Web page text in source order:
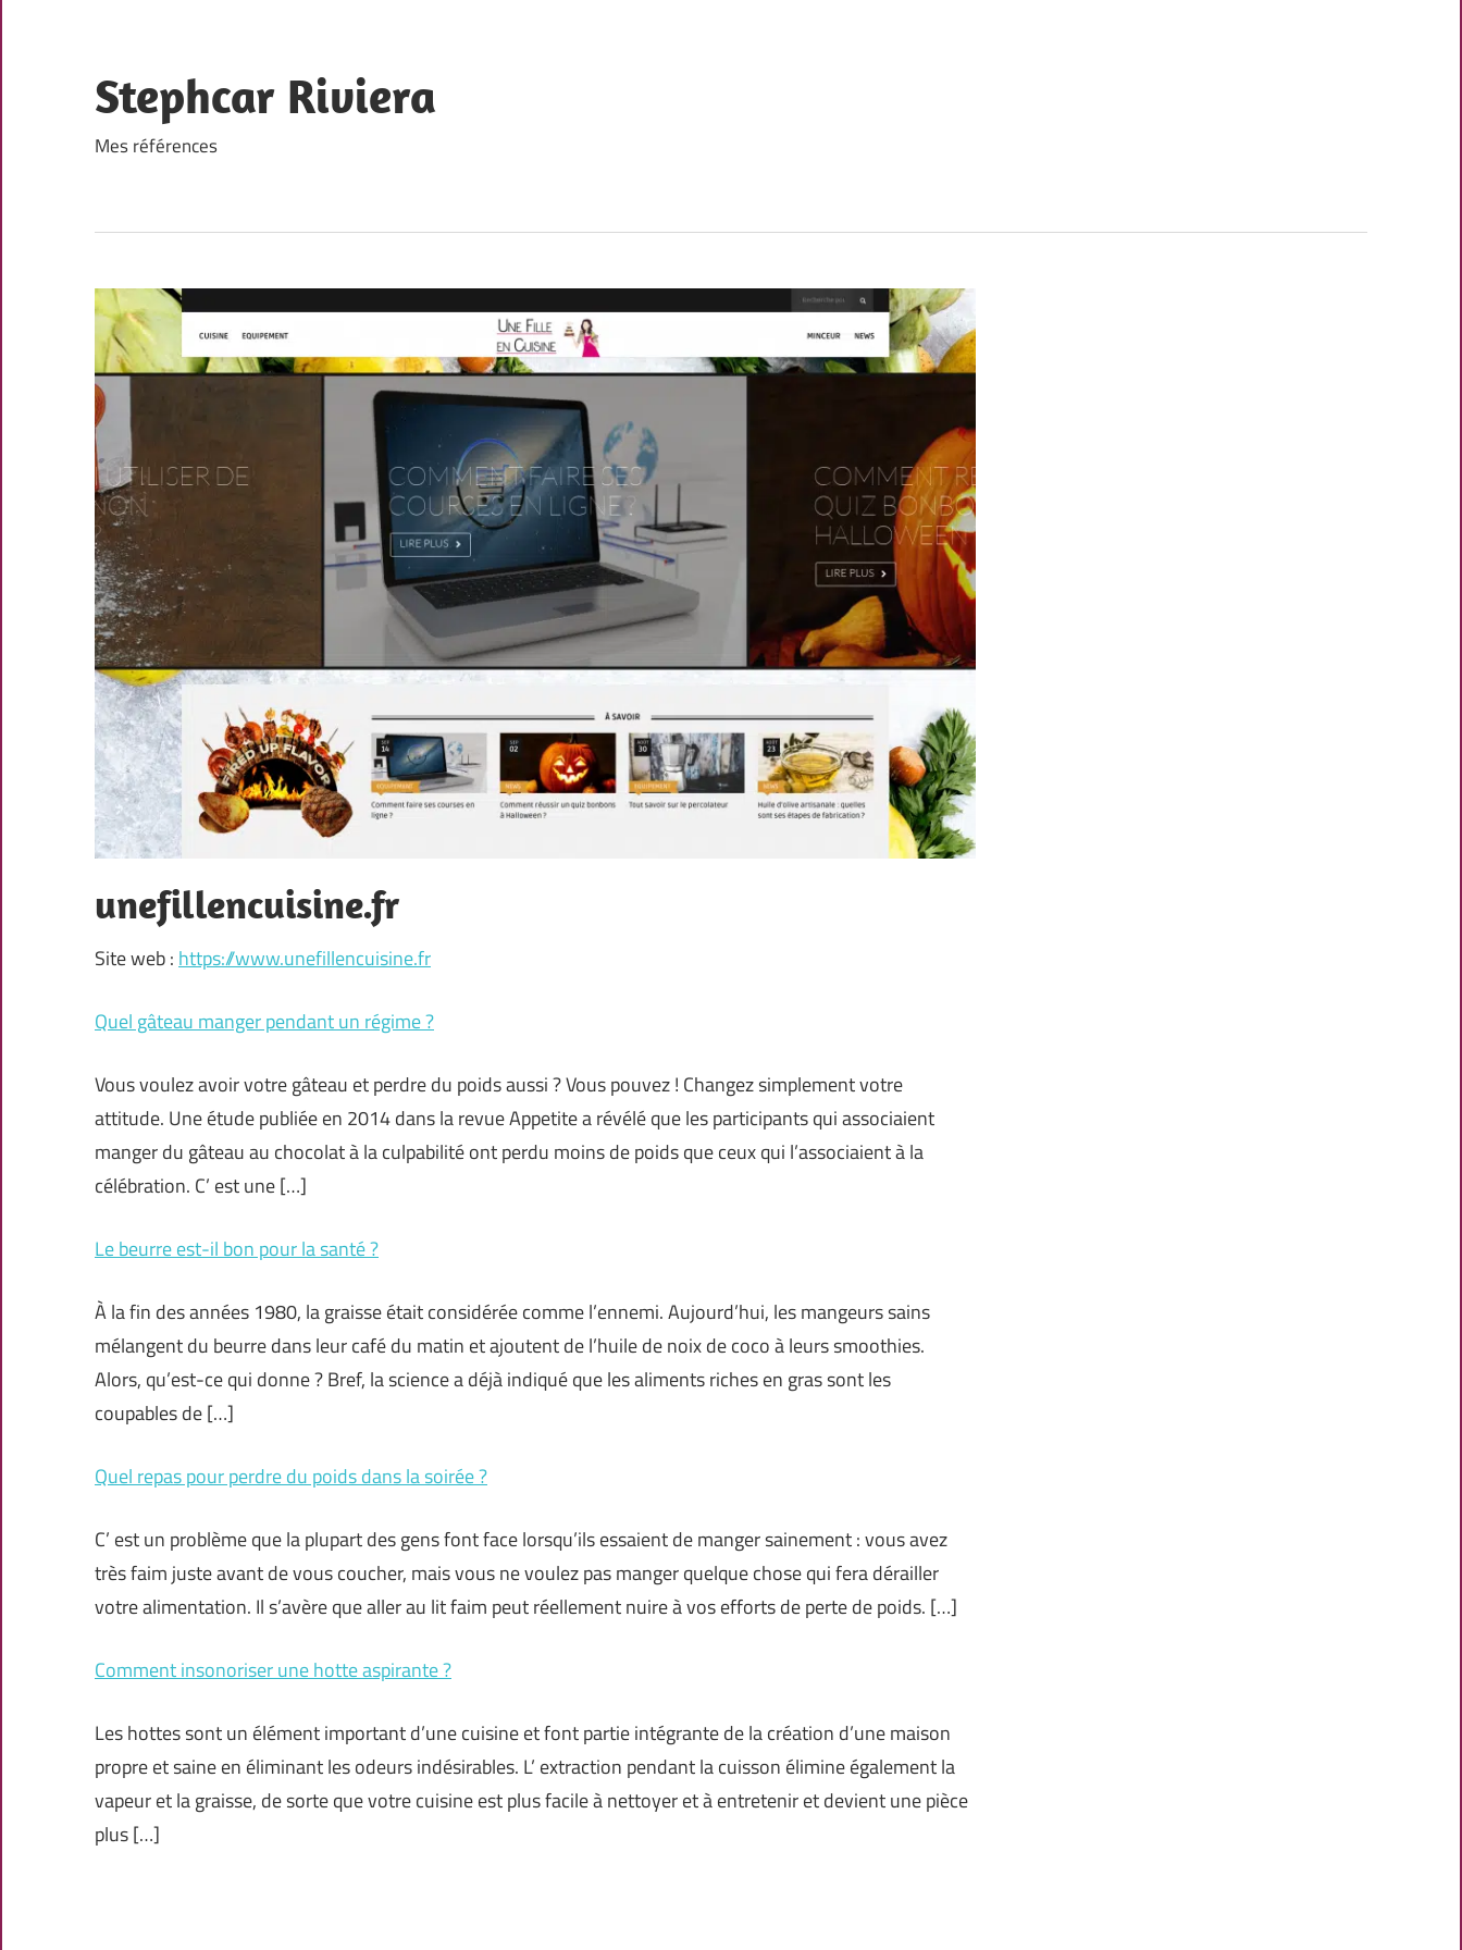
content
Stephcar Riviera
Mes références
unefillencuisine.fr
Site web : https://www.unefillencuisine.fr
Quel gâteau manger pendant un régime ?
Vous voulez avoir votre gâteau et perdre du poids aussi ? Vous pouvez ! Changez simplement votre
attitude. Une étude publiée en 2014 dans la revue Appetite a révélé que les participants qui associaient
manger du gâteau au chocolat à la culpabilité ont perdu moins de poids que ceux qui l’associaient à la
célébration. C’ est une […]
Le beurre est-il bon pour la santé ?
À la fin des années 1980, la graisse était considérée comme l’ennemi. Aujourd’hui, les mangeurs sains
mélangent du beurre dans leur café du matin et ajoutent de l’huile de noix de coco à leurs smoothies.
Alors, qu’est-ce qui donne ? Bref, la science a déjà indiqué que les aliments riches en gras sont les
coupables de […]
Quel repas pour perdre du poids dans la soirée ?
C’ est un problème que la plupart des gens font face lorsqu’ils essaient de manger sainement : vous avez
très faim juste avant de vous coucher, mais vous ne voulez pas manger quelque chose qui fera dérailler
votre alimentation. Il s’avère que aller au lit faim peut réellement nuire à vos efforts de perte de poids. […]
Comment insonoriser une hotte aspirante ?
Les hottes sont un élément important d’une cuisine et font partie intégrante de la création d’une maison
propre et saine en éliminant les odeurs indésirables. L’ extraction pendant la cuisson élimine également la
vapeur et la graisse, de sorte que votre cuisine est plus facile à nettoyer et à entretenir et devient une pièce
plus […]